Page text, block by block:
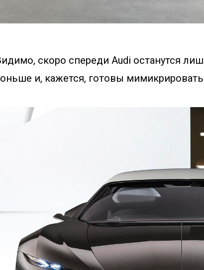
скоро спереди Audi останутся
и, кажется, готовы мимикрировать